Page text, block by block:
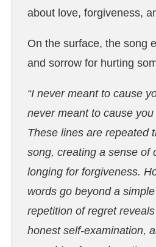
about love, forgiveness,
On the surface, the song
and sorrow for hurting
“I never meant to cause
never meant to cause you
These lines are repeated
song, creating a sense of
longing for forgiveness.
words go beyond a
repetition of regret
honest self-examination,